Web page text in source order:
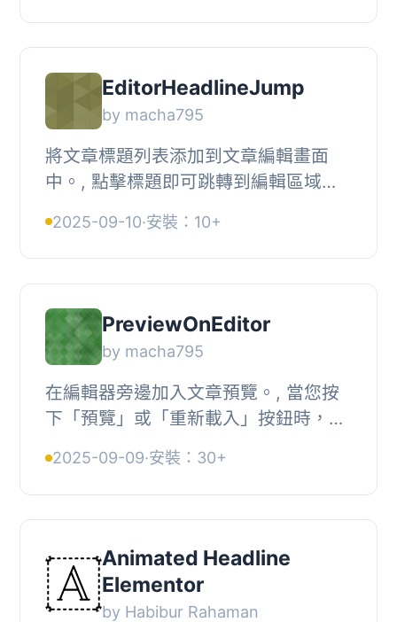
提高互動率...
EditorHeadlineJump
by macha795
將文章標題列表添加到文章編輯畫面
中。, 點擊標題即可跳轉到編輯區域的
可以在畫面中顯示標題列表。, 僅支援
ClassicEdito...
2025-09-10·安裝：10+
PreviewOnEditor
by macha795
在編輯器旁邊加入文章預覽。, 當您按
下「預覽」或「重新載入」按鈕時，預
ClassicEditor，尚不支援Gutenberg。,
, 按下「重新載入」或...
2025-09-09·安裝：30+
Animated Headline
Elementor
by Habibur Rahaman